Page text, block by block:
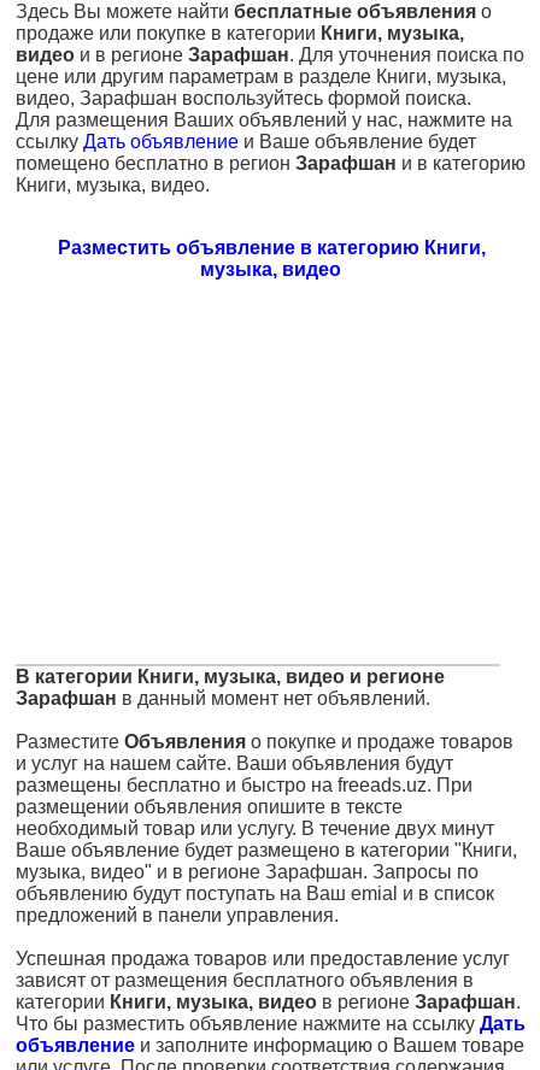
Здесь Вы можете найти бесплатные объявления о
продаже или покупке в категории Книги, музыка,
видео и в регионе Зарафшан. Для уточнения поиска по
цене или другим параметрам в разделе Книги, музыка,
видео, Зарафшан воспользуйтесь формой поиска.
Для размещения Ваших объявлений у нас, нажмите на
ссылку Дать объявление и Ваше объявление будет
помещено бесплатно в регион Зарафшан и в категорию
Книги, музыка, видео.
Разместить объявление в категорию Книги,
музыка, видео
В категории Книги, музыка, видео и регионе
Зарафшан в данный момент нет объявлений.
Разместите Объявления о покупке и продаже товаров
и услуг на нашем сайте. Ваши объявления будут
размещены бесплатно и быстро на freeads.uz. При
размещении объявления опишите в тексте
необходимый товар или услугу. В течение двух минут
Ваше объявление будет размещено в категории "Книги,
музыка, видео" и в регионе Зарафшан. Запросы по
объявлению будут поступать на Ваш emial и в список
предложений в панели управления.
Успешная продажа товаров или предоставление услуг
зависят от размещения бесплатного объявления в
категории Книги, музыка, видео в регионе Зарафшан.
Что бы разместить объявление нажмите на ссылку Дать
объявление и заполните информацию о Вашем товаре